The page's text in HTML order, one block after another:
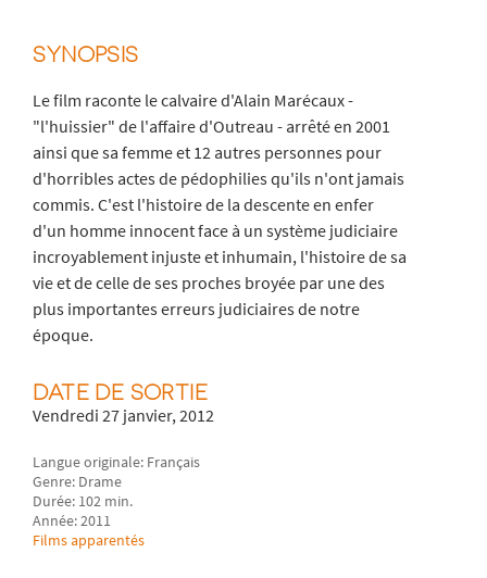
SYNOPSIS
Le film raconte le calvaire d'Alain Marécaux -
"l'huissier" de l'affaire d'Outreau - arrêté en 2001
ainsi que sa femme et 12 autres personnes pour
d'horribles actes de pédophilies qu'ils n'ont jamais
commis. C'est l'histoire de la descente en enfer
d'un homme innocent face à un système judiciaire
incroyablement injuste et inhumain, l'histoire de sa
vie et de celle de ses proches broyée par une des
plus importantes erreurs judiciaires de notre
époque.
DATE DE SORTIE
Vendredi 27 janvier, 2012
Langue originale: Français
Genre: Drame
Durée: 102 min.
Année: 2011
Films apparentés